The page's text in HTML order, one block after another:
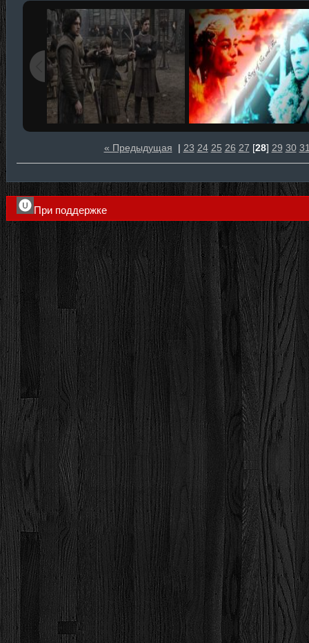
« Предыдущая | 23 24 25 26 27 [28] 29 30
При поддержке